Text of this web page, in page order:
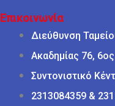
Επικοινωνία
Διεύθυνση
Ακαδημίας 76,
Συντονιστικό
2313084359 &